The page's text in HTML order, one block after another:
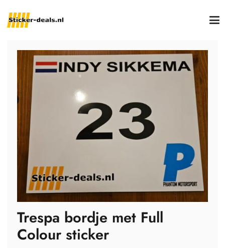
Trespa bordje met Full
Colour sticker